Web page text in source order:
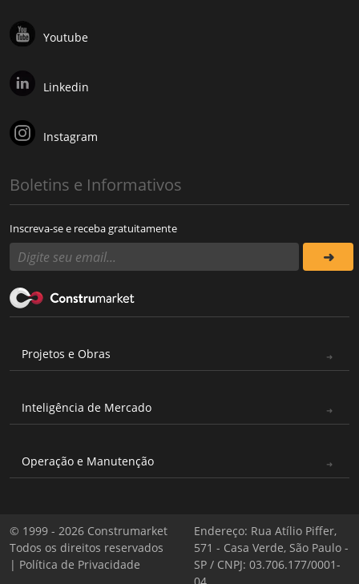
Youtube
Linkedin
Instagram
Boletins e Informativos
Inscreva-se e receba gratuitamente
Projetos e Obras
Inteligência de Mercado
Operação e Manutenção
© 1999 - 2026 Construmarket
Todos os direitos reservados
| Política de Privacidade
Endereço: Rua Atílio Piffer,
571 - Casa Verde, São Paulo -
SP / CNPJ: 03.706.177/0001-